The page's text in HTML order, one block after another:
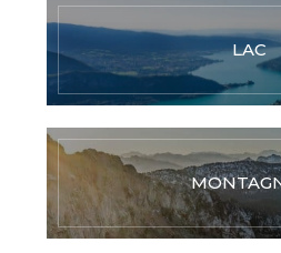
LAC